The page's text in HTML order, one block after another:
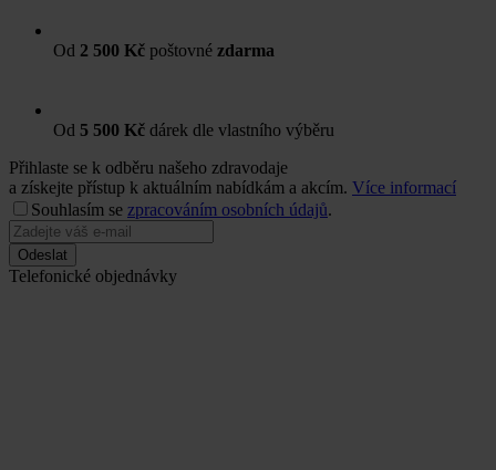
Od 2 500 Kč poštovné zdarma
Od 5 500 Kč dárek dle vlastního výběru
Přihlaste se k odběru našeho zdravodaje
a získejte přístup k aktuálním nabídkám a akcím. Více informací
Souhlasím se zpracováním osobních údajů.
Odeslat
Telefonické objednávky